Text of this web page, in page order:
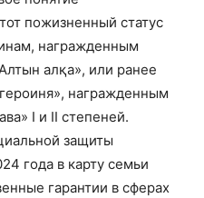
пожизненный статус
награжденным
алқа», или ранее
награжденным
I и II степеней.
защиты
года в карту семьи
гарантии в сферах